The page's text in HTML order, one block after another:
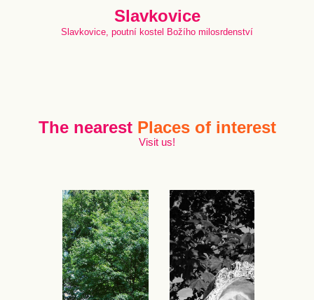
Slavkovice
Slavkovice, poutní kostel Božího milosrdenství
The nearest Places of interest
Visit us!